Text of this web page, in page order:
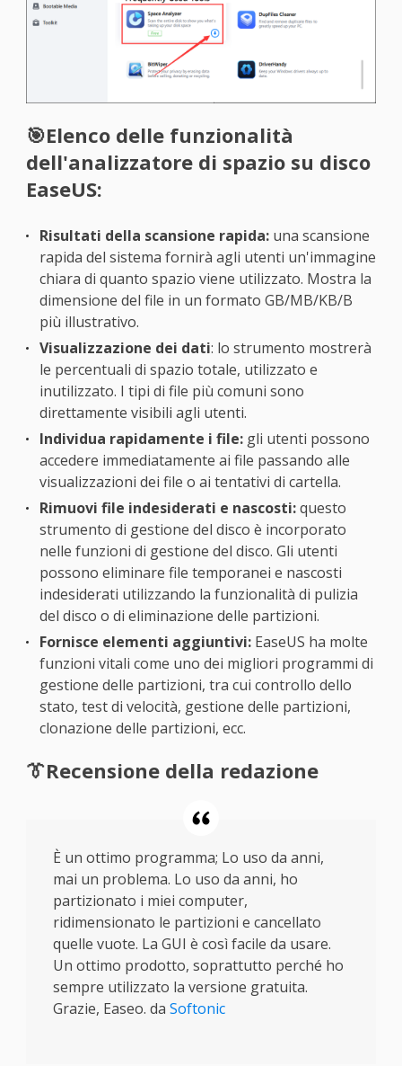
🎯Elenco delle funzionalità
dell'analizzatore di spazio su disco
EaseUS:
Risultati della scansione rapida:una scansione
rapida del sistema fornirà agli utenti un'immagine
chiara di quanto spazio viene utilizzato. Mostra la
dimensione del file in un formato GB/MB/KB/B
più illustrativo.
Visualizzazione dei dati: lo strumento mostrerà
le percentuali di spazio totale, utilizzato e
inutilizzato. I tipi di file più comuni sono
direttamente visibili agli utenti.
Individua rapidamente i file:gli utenti possono
accedere immediatamente ai file passando alle
visualizzazioni dei file o ai tentativi di cartella.
Rimuovi file indesiderati e nascosti:questo
strumento di gestione del disco è incorporato
nelle funzioni di gestione del disco. Gli utenti
possono eliminare file temporanei e nascosti
indesiderati utilizzando la funzionalità di pulizia
del disco o di eliminazione delle partizioni.
Fornisce elementi aggiuntivi:EaseUS ha molte
funzioni vitali come uno dei migliori programmi di
gestione delle partizioni, tra cui controllo dello
stato, test di velocità, gestione delle partizioni,
clonazione delle partizioni, ecc.
👔Recensione della redazione
È un ottimo programma; Lo uso da anni,
mai un problema. Lo uso da anni, ho
partizionato i miei computer,
ridimensionato le partizioni e cancellato
quelle vuote. La GUI è così facile da usare.
Un ottimo prodotto, soprattutto perché ho
sempre utilizzato la versione gratuita.
Grazie, Easeo. da Softonic